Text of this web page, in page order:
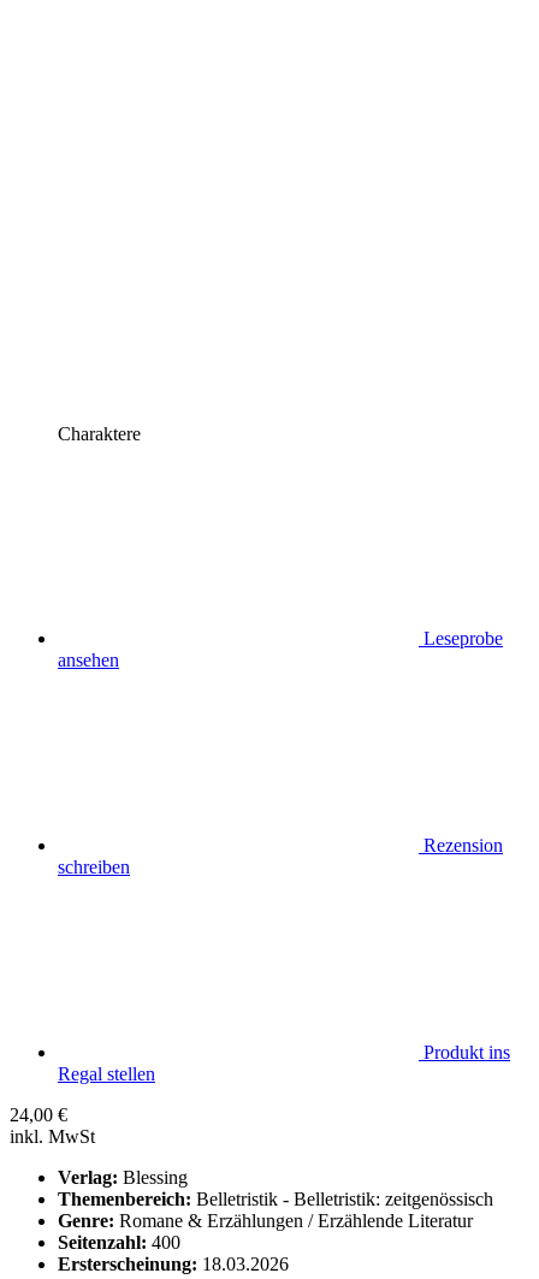
Charaktere
Leseprobe
ansehen
Rezension
schreiben
Produkt ins
Regal stellen
24,00 €
inkl. MwSt
Verlag: Blessing
Themenbereich: Belletristik - Belletristik: zeitgenössisch
Genre: Romane & Erzählungen / Erzählende Literatur
Seitenzahl: 400
Ersterscheinung: 18.03.2026